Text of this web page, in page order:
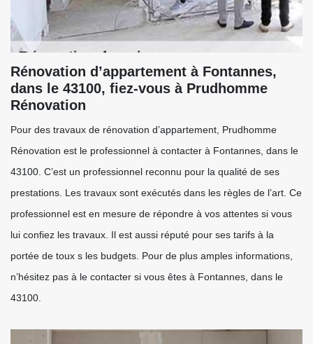
Rénovation d’appartement à Fontannes,
dans le 43100, fiez-vous à Prudhomme
Rénovation
Pour des travaux de rénovation d’appartement, Prudhomme
Rénovation est le professionnel à contacter à Fontannes, dans le
43100. C’est un professionnel reconnu pour la qualité de ses
prestations. Les travaux sont exécutés dans les règles de l’art. Ce
professionnel est en mesure de répondre à vos attentes si vous
lui confiez les travaux. Il est aussi réputé pour ses tarifs à la
portée de toux s les budgets. Pour de plus amples informations,
n’hésitez pas à le contacter si vous êtes à Fontannes, dans le
43100.